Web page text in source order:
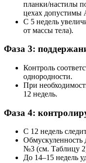
планки/настилы
цехах допустимы
С 5 недель
от массы тела).
Фаза 3:
Контроль
однородности.
При
12 недель.
Фаза 4:
С 12 недель
Обмускуленность
№3 (см. Таблицу
До 14–15 недель